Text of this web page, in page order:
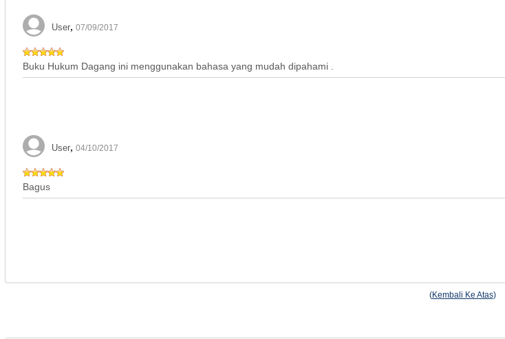
User, 07/09/2017
Buku Hukum Dagang ini menggunakan bahasa yang mudah dipahami .
User, 04/10/2017
Bagus
(Kembali Ke Atas)